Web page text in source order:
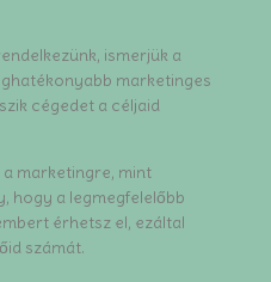
ismerjük a
marketinges
cégedet a céljaid
a marketingre, mint
hogy a legmegfelelőbb
érhetsz el, ezáltal
számát.